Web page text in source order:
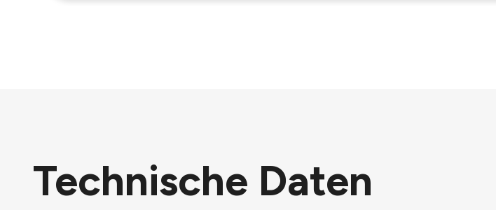
Technische Daten